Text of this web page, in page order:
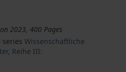
2023, 400 Pages
Wissenschaftliche
Reihe III: